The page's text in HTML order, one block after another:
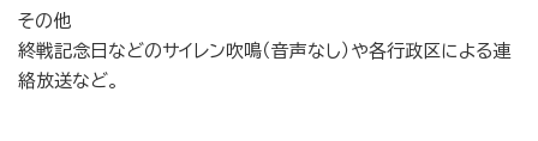
その他
終戦記念日などのサイレン吹鳴（音声なし）や各行政区による連
絡放送など。